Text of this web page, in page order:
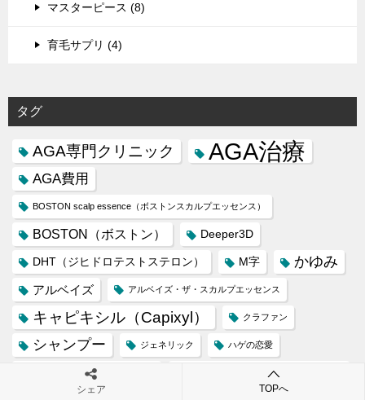
マスターピース (8)
育毛サプリ (4)
タグ
AGA専門クリニック AGA治療
AGA費用
BOSTON scalp essence（ボストンスカルプエッセンス）
BOSTON（ボストン） Deeper3D
DHT（ジヒドロテストステロン） M字 かゆみ
アルベイズ アルベイズ・ザ・スカルプエッセンス
キャピキシル（Capixyl） クラファン
シャンプー ジェネリック ハゲの恋愛
ヒト幹細胞培養上清液 フィナステリド
シェア TOPへ